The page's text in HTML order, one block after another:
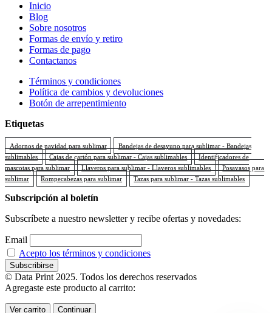
Inicio
Blog
Sobre nosotros
Formas de envío y retiro
Formas de pago
Contactanos
Términos y condiciones
Política de cambios y devoluciones
Botón de arrepentimiento
Etiquetas
Adornos de navidad para sublimar
Bandejas de desayuno para sublimar - Bandejas
sublimables
Cajas de cartón para sublimar - Cajas sublimables
Identificadores de
mascotas para sublimar
Llaveros para sublimar - Llaveros sublimables
Posavasos para
sublimar
Rompecabezas para sublimar Tazas para sublimar - Tazas sublimables
Subscripción al boletín
Subscríbete a nuestro newsletter y recibe ofertas y novedades:
Email
Acepto los términos y condiciones
© Data Print 2025. Todos los derechos reservados
Agregaste este producto al carrito:
Ver carrito Continuar